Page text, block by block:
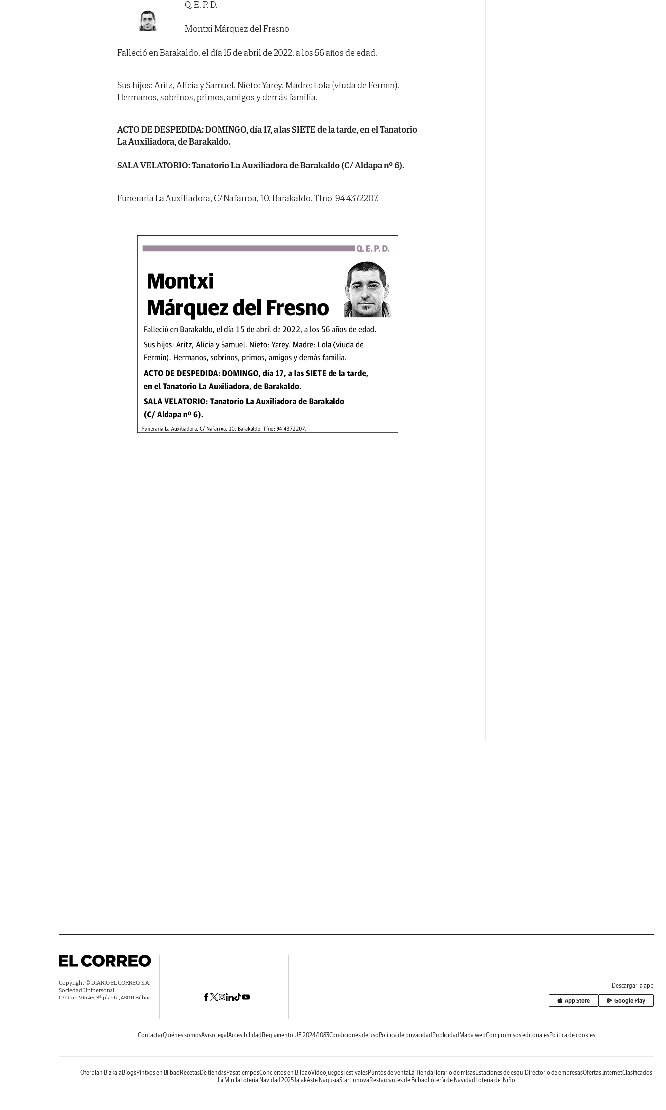
Q. E. P. D.
Montxi Márquez del Fresno
Falleció en Barakaldo, el día 15 de abril de 2022, a los 56 años de edad.
Sus hijos: Aritz, Alicia y Samuel. Nieto: Yarey. Madre: Lola (viuda de Fermín).
Hermanos, sobrinos, primos, amigos y demás familia.
ACTO DE DESPEDIDA: DOMINGO, día 17, a las SIETE de la tarde, en el Tanatorio
La Auxiliadora, de Barakaldo.
SALA VELATORIO: Tanatorio La Auxiliadora de Barakaldo (C/ Aldapa nº 6).
Funeraria La Auxiliadora, C/ Nafarroa, 10. Barakaldo. Tfno: 94 4372207.
Copyright © DIARIO EL CORREO, S.A.
Sociedad Unipersonal.
C/ Gran Vía 45, 3ª planta, 48011 Bilbao
Descargar la app
App Store Google Play
ContactarQuiénes somosAviso legal Accesibilidad Reglamento UE 2024/1083Condiciones de uso Política de privacidad Publicidad Mapa webCompromisos editorialesPolítica de cookies
Oferplan Bizkaia BlogsPintxos en Bilbao RecetasDe tiendasPasatiemposConciertos en BilbaoVideojuegosFestivalesPuntos de venta La Tienda Horario de misasEstaciones de esquíDirectorio de empresasOfertas InternetClasificados
La Mirilla Lotería Navidad 2025JaiakAste NagusiaStartinnova Restaurantes de Bilbao Lotería de Navidad Lotería del Niño